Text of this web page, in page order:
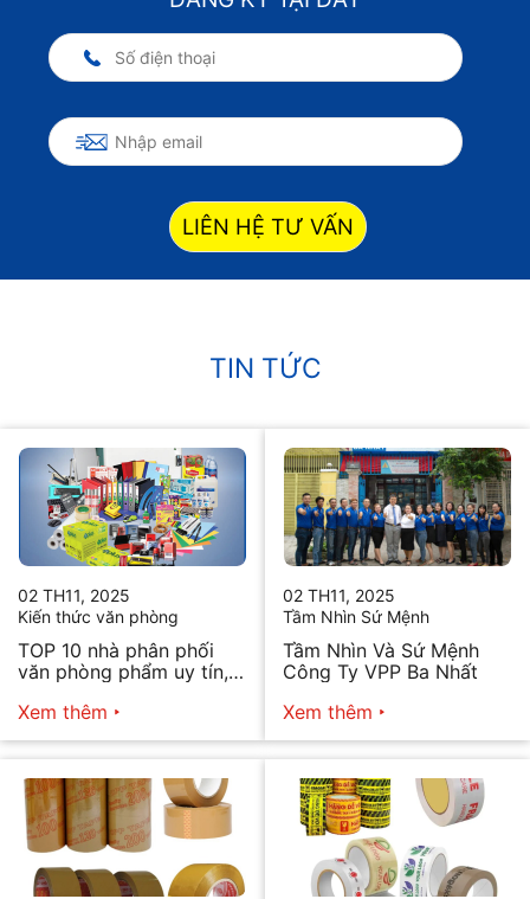
LIÊN HỆ TƯ VẤN
TIN TỨC
02 TH11, 2025
Kiến thức văn phòng
TOP 10 nhà phân phối
văn phòng phẩm uy tín,
Xem thêm
02 TH11, 2025
Tầm Nhìn Sứ Mệnh
Tầm Nhìn Và Sứ Mệnh
Công Ty VPP Ba Nhất
Xem thêm